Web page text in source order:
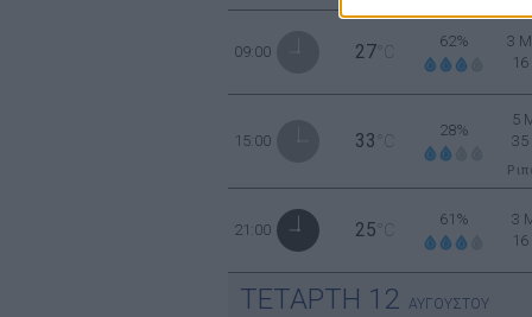
09:00 27 °C
62%
3
15:00 33 °C
28%
5
35
21:00 25 °C
61%
3
ΤΕΤΑΡΤΗ 12 ΑΥΓΟΥΣΤΟΥ